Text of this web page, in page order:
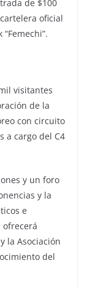
de $100
oficial
visitantes
de la
con circuito
a cargo del C4
y un foro
y la
e
ofrecerá
la Asociación
del